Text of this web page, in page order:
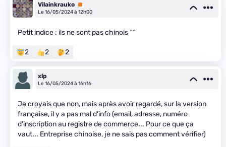
Vilainkrauko Premium
Le 16/05/2024 à 12h00
Petit indice : ils ne sont pas chinois ^^
2 2 2
xlp
Le 16/05/2024 à 16h16
Je croyais que non, mais après avoir regardé, sur la version
française, il y a pas mal d'info (email, adresse, numéro
d'inscription au registre de commerce... Pour ce que ça
vaut... Entreprise chinoise, je ne sais pas comment vérifier)